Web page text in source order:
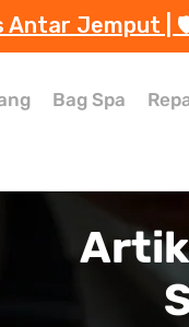
Antar Jemput |
Bag Spa